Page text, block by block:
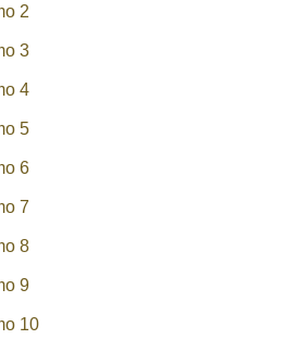
2
3
4
5
6
7
8
9
10